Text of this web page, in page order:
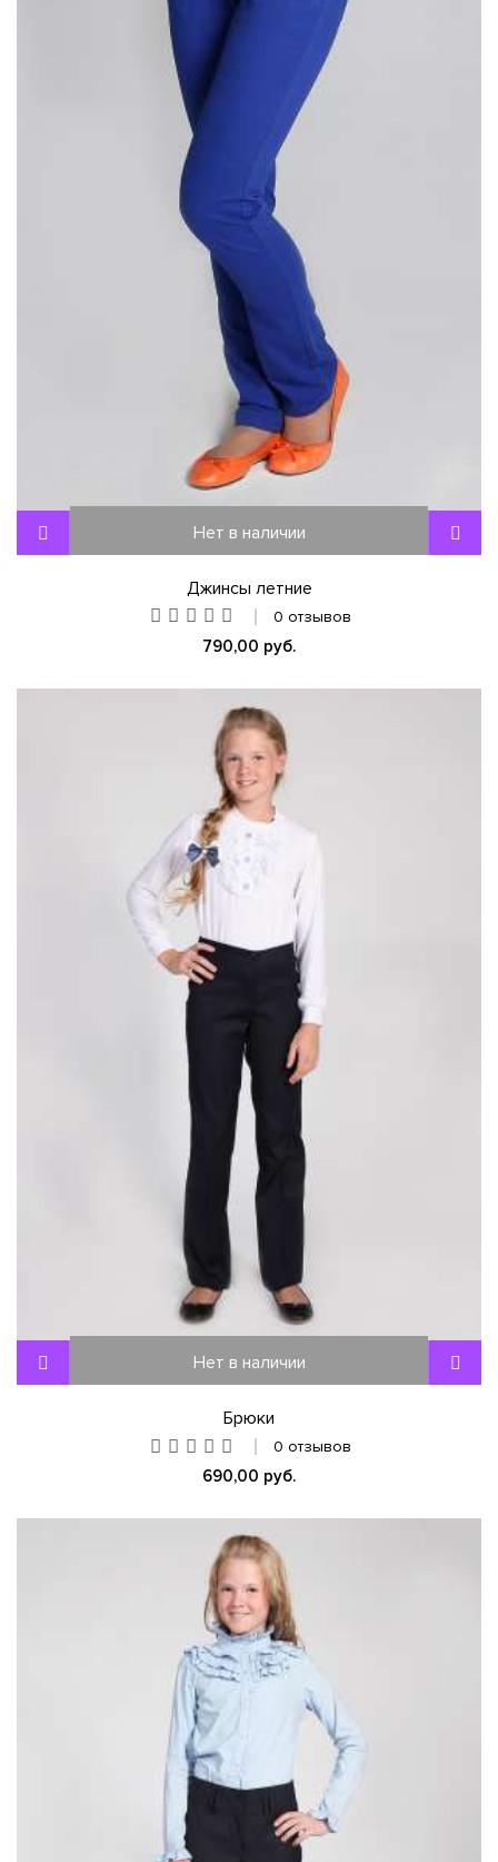
Нет в наличии
Джинсы летние
0 отзывов
790,00 руб.
Нет в наличии
Брюки
0 отзывов
690,00 руб.